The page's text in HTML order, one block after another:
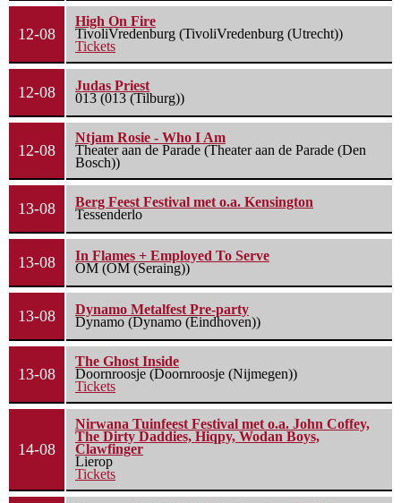
12-08
High On Fire
TivoliVredenburg (TivoliVredenburg (Utrecht))
Tickets
12-08
Judas Priest
013 (013 (Tilburg))
12-08
Ntjam Rosie - Who I Am
Theater aan de Parade (Theater aan de Parade (Den
Bosch))
13-08
Berg Feest Festival met o.a. Kensington
Tessenderlo
13-08
In Flames + Employed To Serve
OM (OM (Seraing))
13-08
Dynamo Metalfest Pre-party
Dynamo (Dynamo (Eindhoven))
13-08
The Ghost Inside
Doornroosje (Doornroosje (Nijmegen))
Tickets
14-08
Nirwana Tuinfeest Festival met o.a. John Coffey,
The Dirty Daddies, Hiqpy, Wodan Boys,
Clawfinger
Lierop
Tickets